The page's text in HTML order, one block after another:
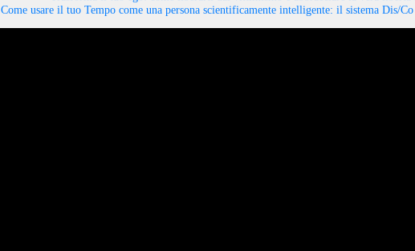
Come usare il tuo Tempo come una persona scientificamente intelligente: il sistema Dis/